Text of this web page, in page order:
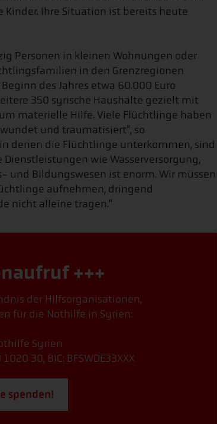
Kinder. Ihre Situation ist bereits heute
Personen in kleinen Wohnungen oder
in den Grenzregionen
des Jahres etwa 60.000 Euro
350 syrische Haushalte gezielt mit
materielle Hilfe. Viele Flüchtlinge haben
und traumatisiert“, so
denen die Flüchtlinge unterkommen, sind
wie Wasserversorgung,
und Bildungswesen ist enorm. Wir müssen
aufnehmen, dringend
nicht alleine tragen.“
+++
der Hilfsorganisationen,
für die Nothilfe in Syrien:
Syrien
30, BIC: BFSWDE33XXX
spenden!